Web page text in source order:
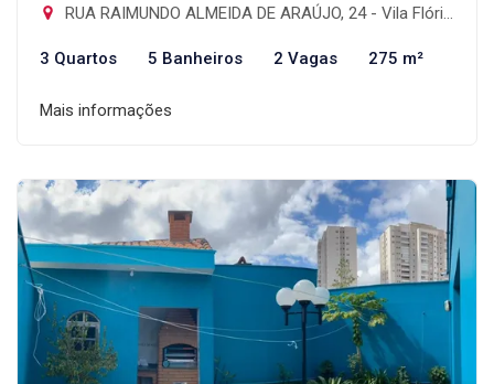
RUA RAIMUNDO ALMEIDA DE ARAÚJO, 24 - Vila Flórida, Guarulhos-SP
3 Quartos 5 Banheiros 2 Vagas 275 m²
Mais informações